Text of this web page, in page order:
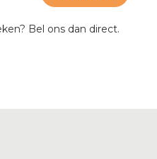
Bel ons dan direct.